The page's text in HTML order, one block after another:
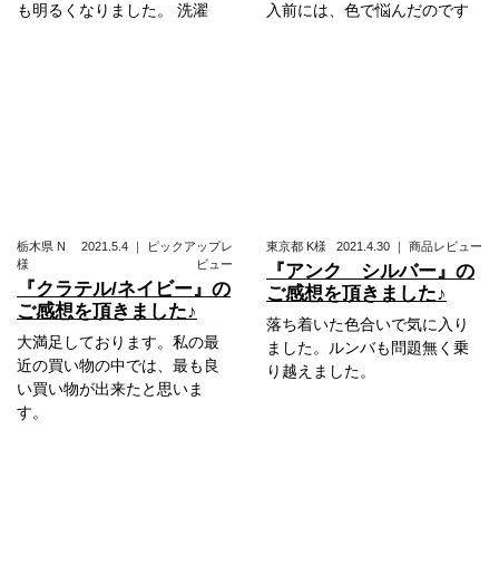
も明るくなりました。 洗濯
入前には、色で悩んだのです
栃木県 N
様
2021.5.4 ｜
ピックアップレ
ビュー
『クラテル/ネイビー』の
ご感想を頂きました♪
大満足しております。私の最
近の買い物の中では、最も良
い買い物が出来たと思いま
す。
東京都 K様 2021.4.30 ｜ 商品レビュー
『アンク シルバー』の
ご感想を頂きました♪
落ち着いた色合いで気に入り
ました。ルンバも問題無く乗
り越えました。